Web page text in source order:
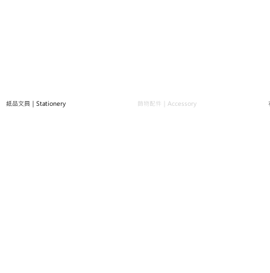
紙品文具｜Stationery 飾物配件｜Accessory